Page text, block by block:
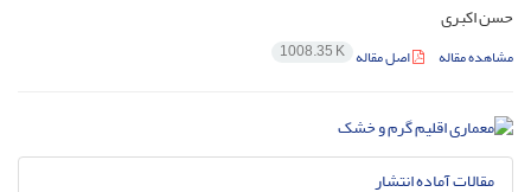
حسن اکبری
مشاهده مقاله اصل مقاله 1008.35 K
مقالات آماده انتشار